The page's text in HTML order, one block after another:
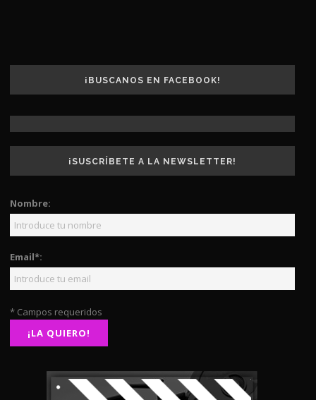
¡BUSCANOS EN FACEBOOK!
¡SUSCRÍBETE A LA NEWSLETTER!
Nombre:
Email*:
* Campos requeridos